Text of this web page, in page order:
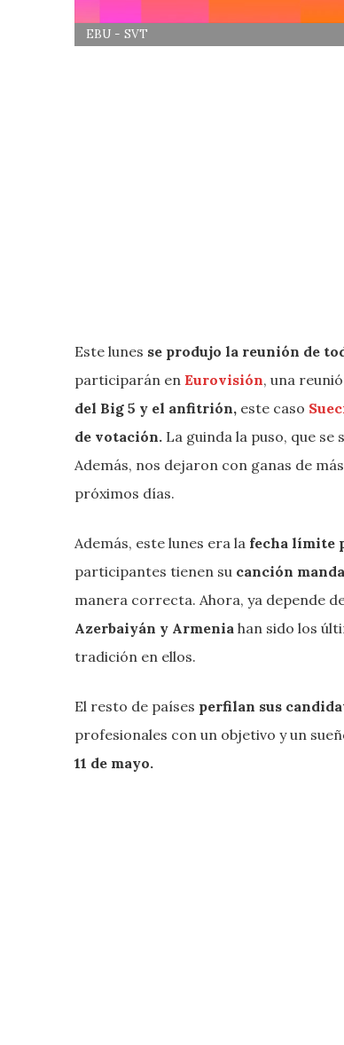
EBU - SVT
Este lunes se produjo la reunión de
participarán en Eurovisión, una
del Big 5 y el anfitrión, este caso
de votación. La guinda la puso, que se
Además, nos dejaron con ganas de
próximos días.
Además, este lunes era la fecha límite
participantes tienen su canción
manera correcta. Ahora, ya depende
Azerbaiyán y Armenia han sido los
tradición en ellos.
El resto de países perfilan sus
profesionales con un objetivo y un
11 de mayo.